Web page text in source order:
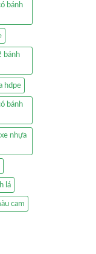
bánh
bánh
hdpe
bánh
nhựa
lá
cam